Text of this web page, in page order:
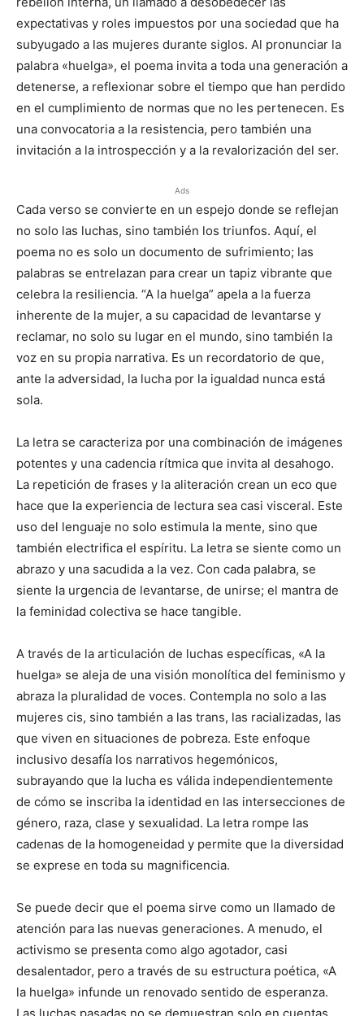
expectativas y roles impuestos por una sociedad que ha
subyugado a las mujeres durante siglos. Al pronunciar la
palabra «huelga», el poema invita a toda una generación a
detenerse, a reflexionar sobre el tiempo que han perdido
en el cumplimiento de normas que no les pertenecen. Es
una convocatoria a la resistencia, pero también una
invitación a la introspección y a la revalorización del ser.
Ads
Cada verso se convierte en un espejo donde se reflejan
no solo las luchas, sino también los triunfos. Aquí, el
poema no es solo un documento de sufrimiento; las
palabras se entrelazan para crear un tapiz vibrante que
celebra la resiliencia. “A la huelga” apela a la fuerza
inherente de la mujer, a su capacidad de levantarse y
reclamar, no solo su lugar en el mundo, sino también la
voz en su propia narrativa. Es un recordatorio de que,
ante la adversidad, la lucha por la igualdad nunca está
sola.
La letra se caracteriza por una combinación de imágenes
potentes y una cadencia rítmica que invita al desahogo.
La repetición de frases y la aliteración crean un eco que
hace que la experiencia de lectura sea casi visceral. Este
uso del lenguaje no solo estimula la mente, sino que
también electrifica el espíritu. La letra se siente como un
abrazo y una sacudida a la vez. Con cada palabra, se
siente la urgencia de levantarse, de unirse; el mantra de
la feminidad colectiva se hace tangible.
A través de la articulación de luchas específicas, «A la
huelga» se aleja de una visión monolítica del feminismo y
abraza la pluralidad de voces. Contempla no solo a las
mujeres cis, sino también a las trans, las racializadas, las
que viven en situaciones de pobreza. Este enfoque
inclusivo desafía los narrativos hegemónicos,
subrayando que la lucha es válida independientemente
de cómo se inscriba la identidad en las intersecciones de
género, raza, clase y sexualidad. La letra rompe las
cadenas de la homogeneidad y permite que la diversidad
se exprese en toda su magnificencia.
Se puede decir que el poema sirve como un llamado de
atención para las nuevas generaciones. A menudo, el
activismo se presenta como algo agotador, casi
desalentador, pero a través de su estructura poética, «A
la huelga» infunde un renovado sentido de esperanza.